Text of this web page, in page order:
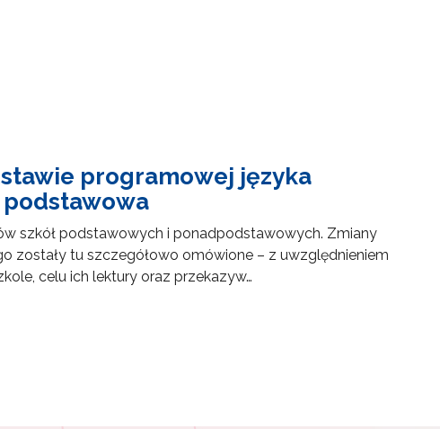
programowej języka
podstawowa
szkół podstawowych i ponadpodstawowych. Zmiany
zostały tu szczegółowo omówione – z uwzględnieniem
celu ich lektury oraz przekazyw…